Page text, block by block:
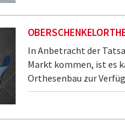
In Anbetracht der
Markt kommen, ist es
Orthesenbau zur